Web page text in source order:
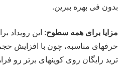
بدون فی بهره ببرین.
مزایا برای همه سطوح: این رویداد
حرفهای مناسبه، چون با افزایش
ترید رایگان روی کوینهای برتر رو